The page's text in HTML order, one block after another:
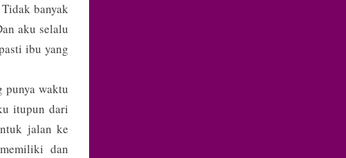
banyak
aku selalu
ibu yang
waktu
itupun dari
jalan ke
dan